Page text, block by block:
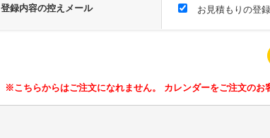
登録内容の控えメール お見積もりの登
※こちらからはご注文になれません。 カレンダーをご注文のお